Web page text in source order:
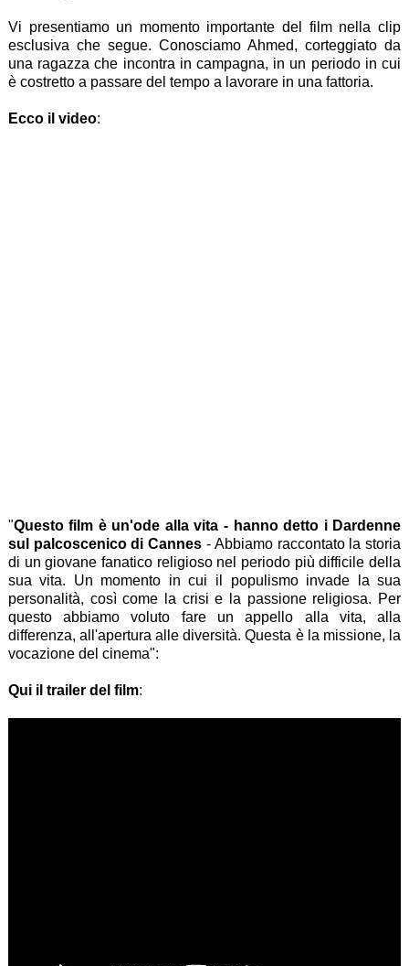
Vi presentiamo un momento importante del film nella clip
esclusiva che segue. Conosciamo Ahmed, corteggiato da
una ragazza che incontra in campagna, in un periodo in cui
è costretto a passare del tempo a lavorare in una fattoria.
Ecco il video:
"Questo film è un'ode alla vita - hanno detto i Dardenne
sul palcoscenico di Cannes - Abbiamo raccontato la storia
di un giovane fanatico religioso nel periodo più difficile della
sua vita. Un momento in cui il populismo invade la sua
personalità, così come la crisi e la passione religiosa. Per
questo abbiamo voluto fare un appello alla vita, alla
differenza, all'apertura alle diversità. Questa è la missione, la
vocazione del cinema":
Qui il trailer del film: